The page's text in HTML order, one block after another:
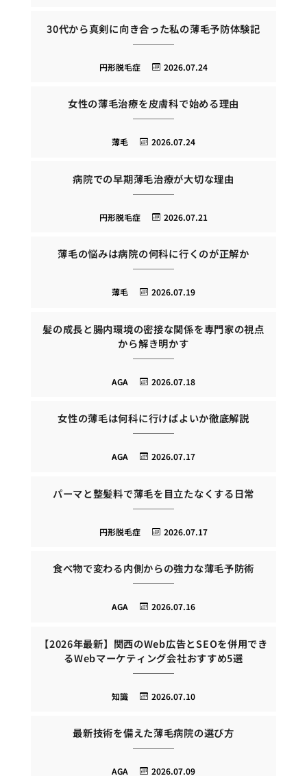
30代から真剣に向き合った私の薄毛予防体験記
2026.07.24
円形脱毛症
女性の薄毛治療を皮膚科で始める理由
2026.07.24
薄毛
病院での早期薄毛治療が大切な理由
2026.07.21
円形脱毛症
薄毛の悩みは病院の何科に行くのが正解か
2026.07.19
薄毛
髪の成長と腸内環境の密接な関係を専門家の視点
から解き明かす
2026.07.18
AGA
女性の薄毛は何科に行けばよいか徹底解説
2026.07.17
AGA
パーマと整髪料で薄毛を目立たなくする日常
2026.07.17
円形脱毛症
食べ物で変わる内側からの強力な薄毛予防術
2026.07.16
AGA
【2026年最新】関西のWeb広告とSEOを併用でき
るWebマーケティング会社おすすめ5選
2026.07.10
知識
最新技術を備えた薄毛病院の選び方
2026.07.09
AGA